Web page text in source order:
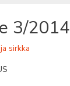
3/2014
sirkka